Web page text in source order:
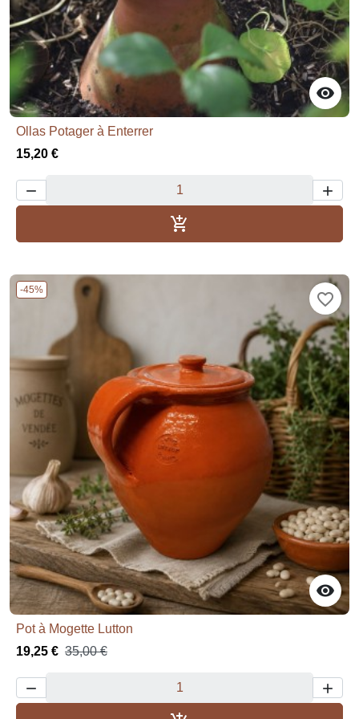

Ollas Potager à Enterrer
15,20 €
 

-45%

favorite_border
Pot à Mogette Lutton
19,25 € 35,00 €
 